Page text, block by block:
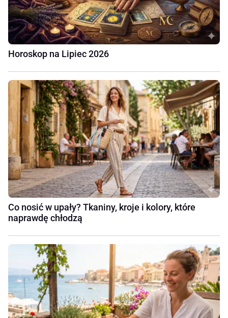
Horoskop na Lipiec 2026
Co nosić w upały? Tkaniny, kroje i kolory, które
naprawdę chłodzą